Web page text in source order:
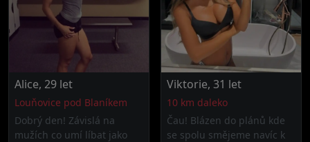
Alice, 29 let
Louňovice pod Blaníkem
Dobrý den! Závislá na
mužích co umí líbat jako
Viktorie, 31 let
10 km daleko
Čau! Blázen do plánů kde
se spolu smějeme navíc k